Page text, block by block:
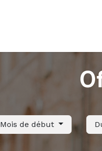
Mois de début